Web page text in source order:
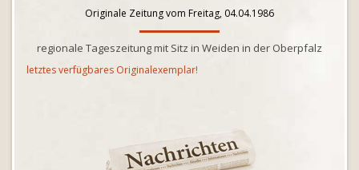
Originale Zeitung vom Freitag, 04.04.1986
regionale Tageszeitung mit Sitz in Weiden in der Oberpfalz
letztes verfügbares Originalexemplar!